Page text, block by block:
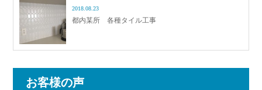
2018.08.23
都内某所 各種タイル工事
お客様の声